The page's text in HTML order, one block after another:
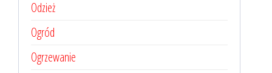
Odzież
Ogród
Ogrzewanie